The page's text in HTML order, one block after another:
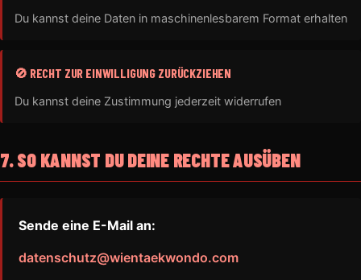
Du kannst deine Daten in maschinenlesbarem Format erhalten
🚫 RECHT ZUR EINWILLIGUNG ZURÜCKZIEHEN
Du kannst deine Zustimmung jederzeit widerrufen
7. SO KANNST DU DEINE RECHTE AUSÜBEN
Sende eine E-Mail an:
datenschutz@wientaekwondo.com